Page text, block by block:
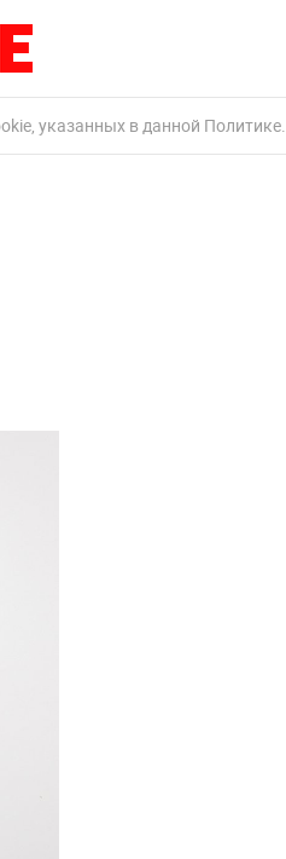
указанных в данной Политике.